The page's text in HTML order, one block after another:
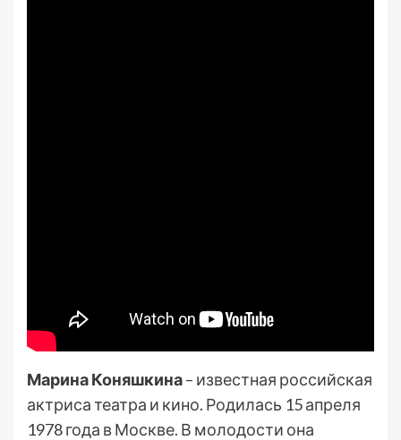
Марина Коняшкина– известная российская
актриса театра и кино. Родилась 15 апреля
1978 года в Москве. В молодости она